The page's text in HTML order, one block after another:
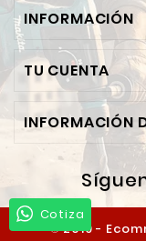
INFORMACIÓN
TU CUENTA
INFORMACIÓN
© 2019 -
Cotiza